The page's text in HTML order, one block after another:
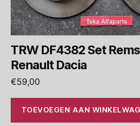
TRW DF4382 Set
Renault Dacia
€59,00
TOEVOEGEN AAN